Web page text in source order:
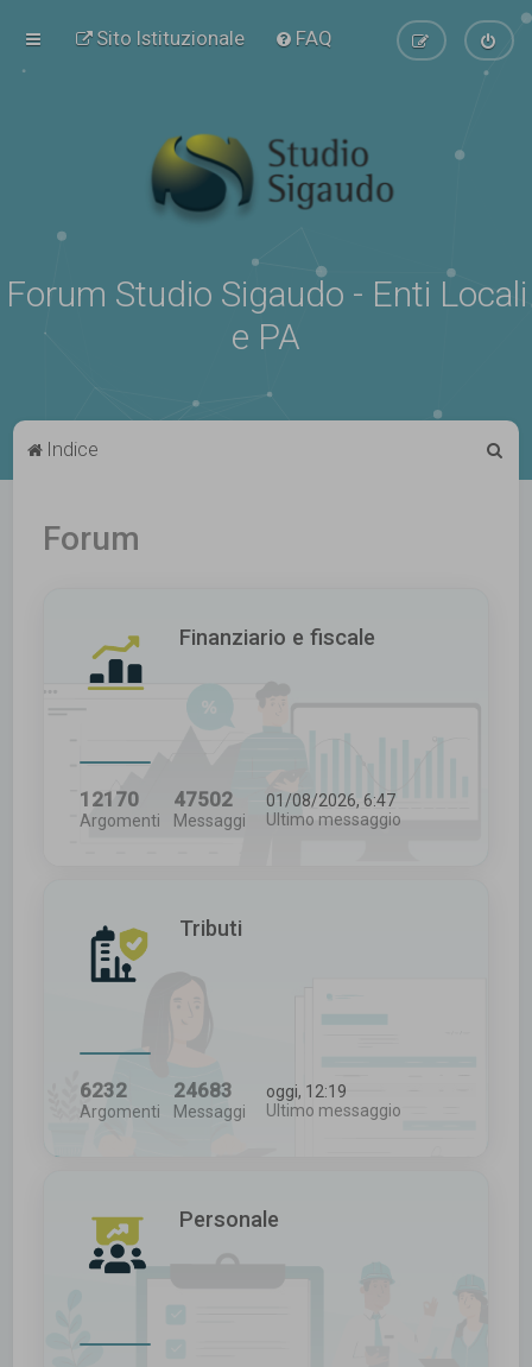
Sito Istituzionale FAQ
Forum Studio Sigaudo - Enti Locali
e PA
Indice
Forum
Finanziario e fiscale
12170
Argomenti
47502
Messaggi
01/08/2026, 6:47
Ultimo messaggio
Tributi
6232
Argomenti
24683
Messaggi
oggi, 12:19
Ultimo messaggio
Personale